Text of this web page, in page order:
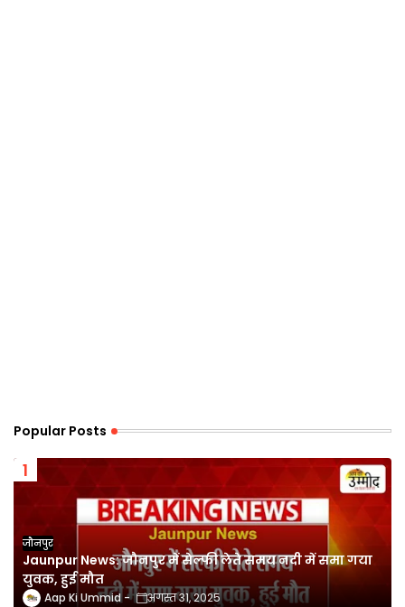
Popular Posts
जौनपुर
Jaunpur News: जौनपुर में सेल्फी लेते समय नदी में समा गया
युवक, हुई मौत
Aap Ki Ummid अगस्त 31, 2025